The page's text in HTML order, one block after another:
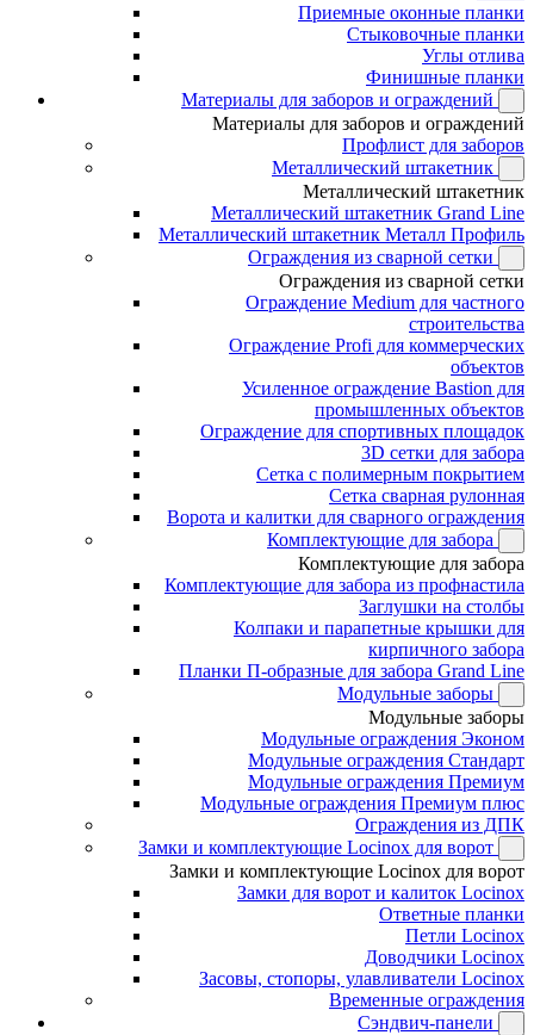
Приемные оконные планки
Стыковочные планки
Углы отлива
Финишные планки
Материалы для заборов и ограждений
Материалы для заборов и ограждений
Профлист для заборов
Металлический штакетник
Металлический штакетник
Металлический штакетник Grand Line
Металлический штакетник Металл Профиль
Ограждения из сварной сетки
Ограждения из сварной сетки
Ограждение Medium для частного
строительства
Ограждение Profi для коммерческих
объектов
Усиленное ограждение Bastion для
промышленных объектов
Ограждение для спортивных площадок
3D сетки для забора
Сетка с полимерным покрытием
Сетка сварная рулонная
Ворота и калитки для сварного ограждения
Комплектующие для забора
Комплектующие для забора
Комплектующие для забора из профнастила
Заглушки на столбы
Колпаки и парапетные крышки для
кирпичного забора
Планки П-образные для забора Grand Line
Модульные заборы
Модульные заборы
Модульные ограждения Эконом
Модульные ограждения Стандарт
Модульные ограждения Премиум
Модульные ограждения Премиум плюс
Ограждения из ДПК
Замки и комплектующие Locinox для ворот
Замки и комплектующие Locinox для ворот
Замки для ворот и калиток Locinox
Ответные планки
Петли Locinox
Доводчики Locinox
Засовы, стопоры, улавливатели Locinox
Временные ограждения
Сэндвич-панели